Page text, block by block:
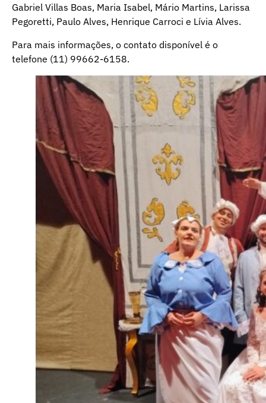
Gabriel Villas Boas, Maria Isabel, Mário Martins, Larissa
Pegoretti, Paulo Alves, Henrique Carroci e Lívia Alves.
Para mais informações, o contato disponível é o
telefone (11) 99662-6158.